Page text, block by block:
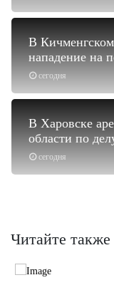
сегодня
В
нападение на
сегодня
В Харовске
области по
Читайте также